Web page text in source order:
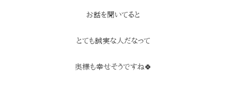
お話を聞いてると
とても誠実な人だなって
奥様も幸せそうですね🍀